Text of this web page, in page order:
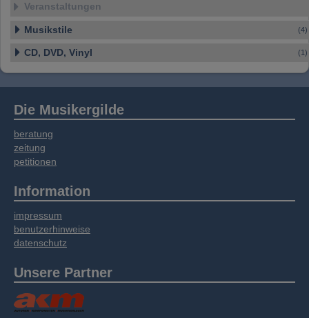
Veranstaltungen
Musikstile (4)
CD, DVD, Vinyl (1)
Die Musikergilde
beratung
zeitung
petitionen
Information
impressum
benutzerhinweise
datenschutz
Unsere Partner